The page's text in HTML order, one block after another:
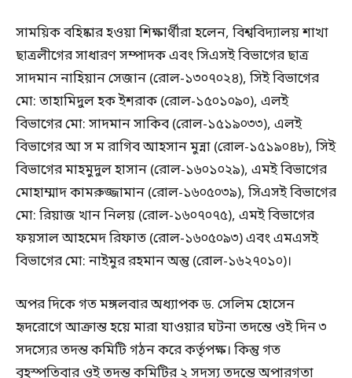
সাময়িক বহিষ্কার হওয়া শিক্ষার্থীরা হলেন, বিশ্ববিদ্যালয় শাখা
ছাত্রলীগের সাধারণ সম্পাদক এবং সিএসই বিভাগের ছাত্র
সাদমান নাহিয়ান সেজান (রোল-১৩০৭০২৪), সিই বিভাগের
মো: তাহামিদুল হক ইশরাক (রোল-১৫০১০৯০), এলই
বিভাগের মো: সাদমান সাকিব (রোল-১৫১৯০৩৩), এলই
বিভাগের আ স ম রাগিব আহসান মুন্না (রোল-১৫১৯০৪৮), সিই
বিভাগের মাহমুদুল হাসান (রোল-১৬০১০২৯), এমই বিভাগের
মোহাম্মাদ কামরুজ্জামান (রোল-১৬০৫০৩৯), সিএসই বিভাগের
মো: রিয়াজ খান নিলয় (রোল-১৬০৭০৭৫), এমই বিভাগের
ফয়সাল আহমেদ রিফাত (রোল-১৬০৫০৯৩) এবং এমএসই
বিভাগের মো: নাইমুর রহমান অন্তু (রোল-১৬২৭০১০)।
অপর দিকে গত মঙ্গলবার অধ্যাপক ড. সেলিম হোসেন
হৃদরোগে আক্রান্ত হয়ে মারা যাওয়ার ঘটনা তদন্তে ওই দিন ৩
সদস্যের তদন্ত কমিটি গঠন করে কর্তৃপক্ষ। কিন্তু গত
বৃহস্পতিবার ওই তদন্ত কমিটির ২ সদস্য তদন্তে অপারগতা